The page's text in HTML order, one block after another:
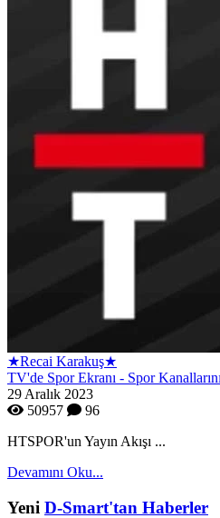
★Recai Karakuş★
TV'de Spor Ekranı - Spor
29 Aralık 2023
50957
96
HTSPOR'un Yayın Akışı ...
Devamını Oku...
Yeni D-Smart'tan Haberler